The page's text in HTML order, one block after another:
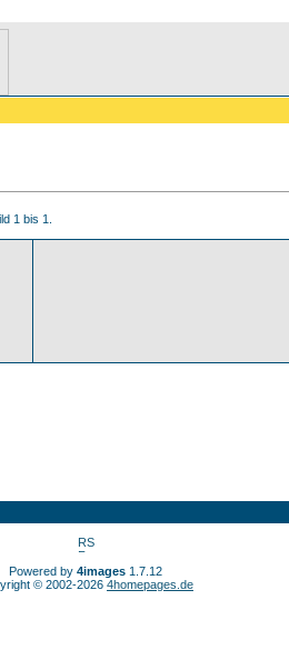
1 bis 1.
Powered by 4images 1.7.12
© 2002-2026 4homepages.de